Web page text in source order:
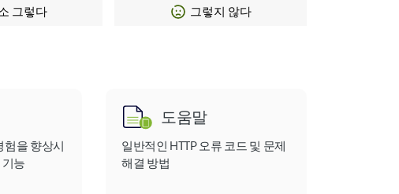
그렇다 그렇지 않다
험을 향상시
능
도움말
일반적인 HTTP 오류 코드 및 문제
해결 방법